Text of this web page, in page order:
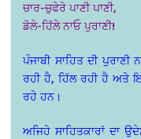
ਚਾਰ-ਚੁਫੇਰੇ ਪਾਣੀ ਪਾਣੀ,
ਡੋਲੇ-ਹਿੱਲੇ ਨਾਓ ਪੁਰਾਣੀ!
ਪੰਜਾਬੀ ਸਾਹਿਤ ਦੀ
ਰਹੀ ਹੈ, ਹਿੱਲ ਰਹੀ ਹੈ ਅਤੇ
ਰਹੇ ਹਨ।
ਅਜਿਹੇ ਸਾਹਿਤਕਾਰਾਂ ਦਾ